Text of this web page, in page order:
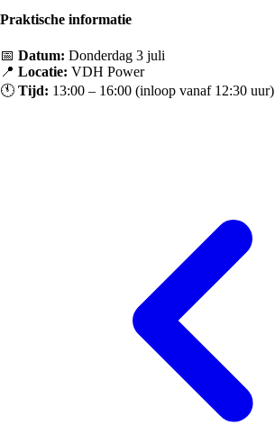
Praktische informatie
📅 Datum: Donderdag 3 juli
📍 Locatie: VDH Power
🕚 Tijd: 13:00 – 16:00 (inloop vanaf 12:30 uur)